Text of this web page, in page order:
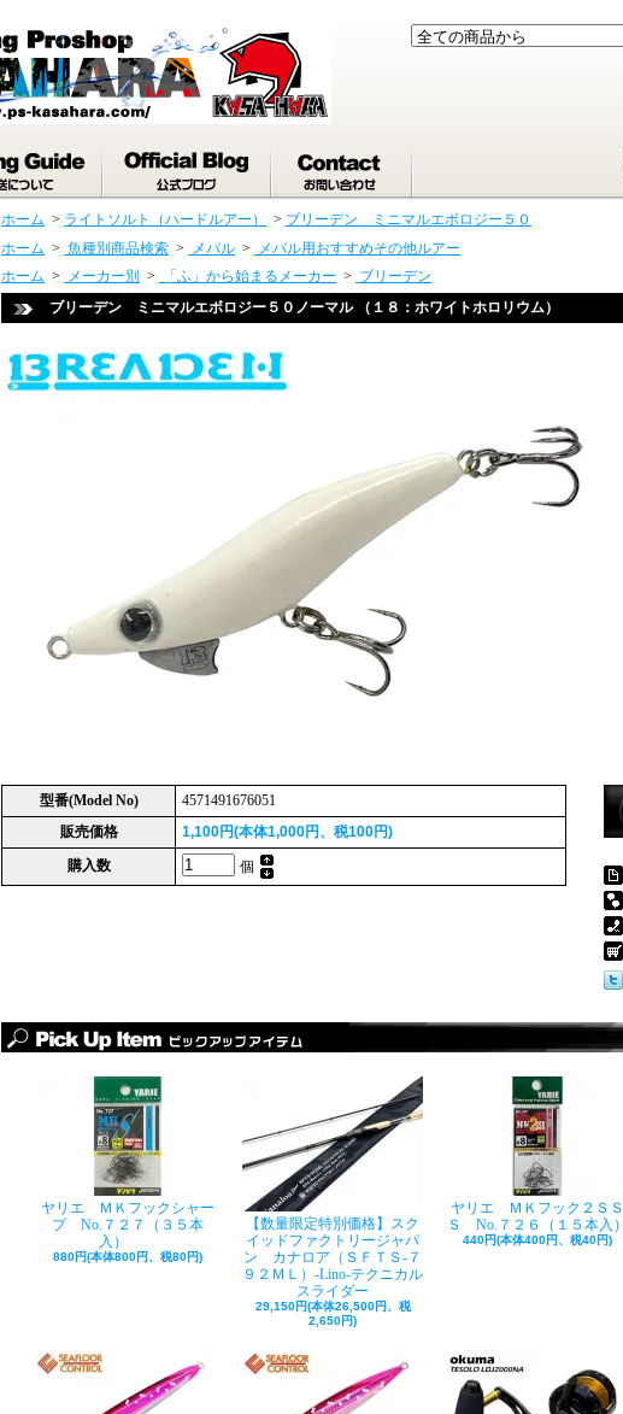
ホーム > ライトソルト（ハードルアー） > ブリーデン ミニマルエボロジー５０
ホーム > 魚種別商品検索 > メバル >
メバル用おすすめその他ルアー
ホーム > メーカー別 > 「ふ」から始まるメーカー > ブリーデン
ブリーデン ミニマルエボロジー５０ノーマル （１８：ホワイトホロリウム）
型番(Model No)
4571491676051
販売価格
1,100円(本体1,000円、税100円)
購入数
個
ヤリエ ＭＫフックシャー
プ No.７２７（３５本
入）
880円(本体800円、税80円)
【数量限定特別価格】スク
イッドファクトリージャパ
ン カナロア（ＳＦＴＳ-７
９２ＭＬ）-Lino-テクニカル
スライダー
29,150円(本体26,500円、税
2,650円)
ヤリエ ＭＫフック２ＳＳ
Ｓ No.７２６（１５本入）
440円(本体400円、税40円)